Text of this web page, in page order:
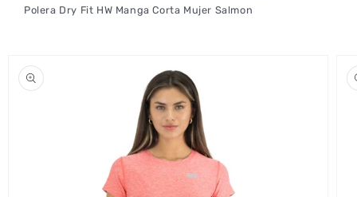
Polera Dry Fit HW Manga Corta Mujer Salmon
información
del producto